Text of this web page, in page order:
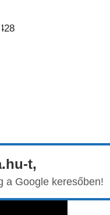
t,
a Google keresőben!